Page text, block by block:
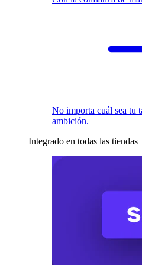
No importa cuál sea tu
ambición.
Integrado en todas las tiendas